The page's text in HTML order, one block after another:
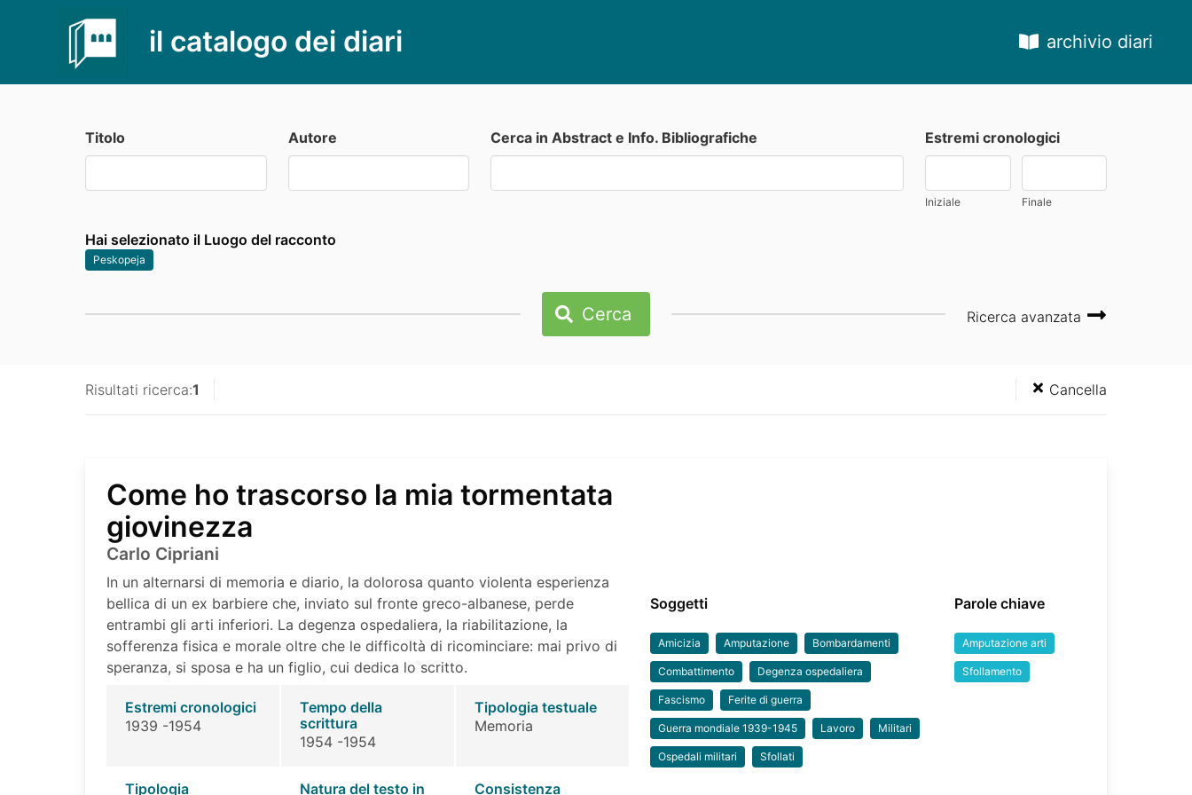
il catalogo dei diari archivio diari
Titolo Autore Cerca in Abstract e Info. Bibliografiche Estremi cronologici
Iniziale Finale
Hai selezionato il Luogo del racconto
Peskopeja
Cerca Ricerca avanzata
Risultati ricerca:1 Cancella
Come ho trascorso la mia tormentata
giovinezza
Carlo Cipriani
In un alternarsi di memoria e diario, la dolorosa quanto violenta esperienza
bellica di un ex barbiere che, inviato sul fronte greco-albanese, perde
entrambi gli arti inferiori. La degenza ospedaliera, la riabilitazione, la
sofferenza fisica e morale oltre che le difficoltà di ricominciare: mai privo di
speranza, si sposa e ha un figlio, cui dedica lo scritto.
Estremi cronologici
1939 -1954
Tempo della
scrittura
1954 -1954
Tipologia testuale
Memoria
Tipologia Natura del testo in Consistenza
Soggetti
Amicizia Amputazione Bombardamenti
Combattimento Degenza ospedaliera
Fascismo Ferite di guerra
Guerra mondiale 1939-1945 Lavoro Militari
Ospedali militari Sfollati
Parole chiave
Amputazione arti
Sfollamento